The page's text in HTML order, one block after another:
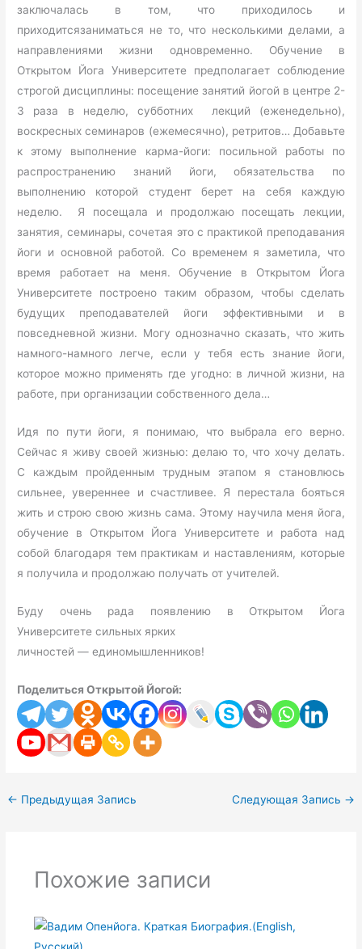
заключалась в том, что приходилось и
приходитсязаниматься не то, что несколькими делами, а
направлениями жизни одновременно. Обучение в
Открытом Йога Университете предполагает соблюдение
строгой дисциплины: посещение занятий йогой в центре 2-
3 раза в неделю, субботних лекций (еженедельно),
воскресных семинаров (ежемесячно), ретритов… Добавьте
к этому выполнение карма-йоги: посильной работы по
распространению знаний йоги, обязательства по
выполнению которой студент берет на себя каждую
неделю. Я посещала и продолжаю посещать лекции,
занятия, семинары, сочетая это с практикой преподавания
йоги и основной работой. Со временем я заметила, что
время работает на меня. Обучение в Открытом Йога
Университете построено таким образом, чтобы сделать
будущих преподавателей йоги эффективными и в
повседневной жизни. Могу однозначно сказать, что жить
намного-намного легче, если у тебя есть знание йоги,
которое можно применять где угодно: в личной жизни, на
работе, при организации собственного дела…
Идя по пути йоги, я понимаю, что выбрала его верно.
Сейчас я живу своей жизнью: делаю то, что хочу делать.
С каждым пройденным трудным этапом я становлюсь
сильнее, увереннее и счастливее. Я перестала бояться
жить и строю свою жизнь сама. Этому научила меня йога,
обучение в Открытом Йога Университете и работа над
собой благодаря тем практикам и наставлениям, которые
я получила и продолжаю получать от учителей.
Буду очень рада появлению в Открытом Йога
Университете сильных ярких
личностей — единомышленников!
Поделиться Открытой Йогой:
← Предыдущая Запись Следующая Запись →
Похожие записи